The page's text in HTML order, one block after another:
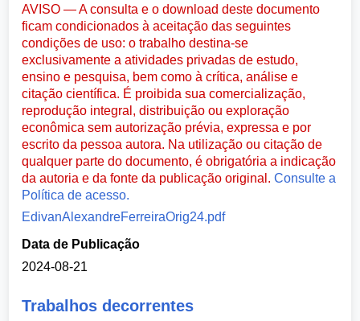
AVISO — A consulta e o download deste documento
ficam condicionados à aceitação das seguintes
condições de uso: o trabalho destina-se
exclusivamente a atividades privadas de estudo,
ensino e pesquisa, bem como à crítica, análise e
citação científica. É proibida sua comercialização,
reprodução integral, distribuição ou exploração
econômica sem autorização prévia, expressa e por
escrito da pessoa autora. Na utilização ou citação de
qualquer parte do documento, é obrigatória a indicação
da autoria e da fonte da publicação original.Consulte a
Política de acesso.
EdivanAlexandreFerreiraOrig24.pdf
Data de Publicação
2024-08-21
Trabalhos decorrentes